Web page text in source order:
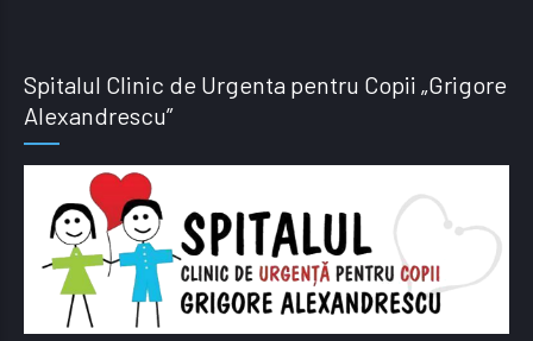
Spitalul Clinic de Urgenta pentru Copii „Grigore
Alexandrescu”